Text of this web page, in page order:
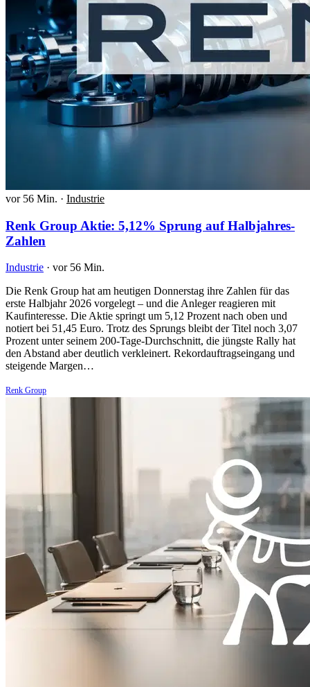
vor 56 Min. · Industrie
Renk Group Aktie: 5,12% Sprung auf Halbjahres-
Zahlen
Industrie · vor 56 Min.
Die Renk Group hat am heutigen Donnerstag ihre Zahlen für das
erste Halbjahr 2026 vorgelegt – und die Anleger reagieren mit
Kaufinteresse. Die Aktie springt um 5,12 Prozent nach oben und
notiert bei 51,45 Euro. Trotz des Sprungs bleibt der Titel noch 3,07
Prozent unter seinem 200-Tage-Durchschnitt, die jüngste Rally hat
den Abstand aber deutlich verkleinert. Rekordauftragseingang und
steigende Margen…
Renk Group